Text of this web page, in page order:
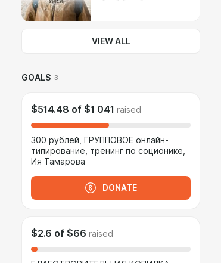
VIEW ALL
GOALS 3
$514.48 of $1 041 raised
300 рублей, ГРУППОВОЕ онлайн-
типирование, тренинг по соционике,
Ия Тамарова
DONATE
$2.6 of $66 raised